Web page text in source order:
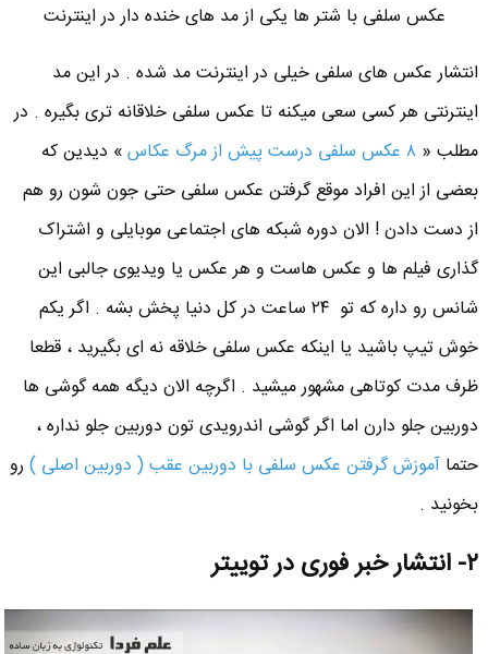
عکس سلفی با شتر ها یکی از مد های خنده دار در اینترنت
انتشار عکس های سلفی خیلی در اینترنت مد شده . در این مد
اینترنتی هر کسی سعی میکنه تا عکس سلفی خلاقانه تری بگیره . در
مطلب « ۸ عکس سلفی درست پیش از مرگ عکاس
» دیدین که
بعضی از این افراد موقع گرفتن عکس سلفی حتی جون شون رو هم
از دست دادن ! الان دوره شبکه های اجتماعی موبایلی و اشتراک
گذاری فیلم ها و عکس هاست و هر عکس یا ویدیوی جالبی این
شانس رو داره که تو ۲۴ ساعت در کل دنیا پخش بشه . اگر یکم
خوش تیپ باشید یا اینکه عکس سلفی خلاقه نه ای بگیرید ، قطعا
ظرف مدت کوتاهی مشهور میشید . اگرچه الان دیگه همه گوشی ها
دوربین جلو دارن اما اگر گوشی اندرویدی تون دوربین جلو نداره ،
حتما آموزش گرفتن عکس سلفی با دوربین عقب ( دوربین اصلی )رو
بخونید .
۲- انتشار خبر فوری در توییتر